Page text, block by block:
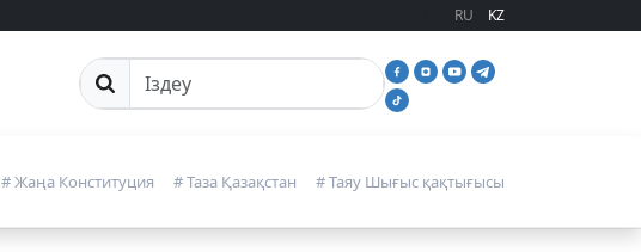
RU KZ
Сайттан іздеу
# Жаңа Конституция # Таза Қазақстан # Таяу Шығыс қақтығысы